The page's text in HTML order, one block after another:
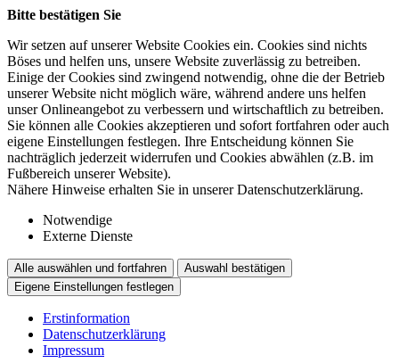
Bitte bestätigen Sie
Wir setzen auf unserer Website Cookies ein. Cookies sind nichts
Böses und helfen uns, unsere Website zuverlässig zu betreiben.
Einige der Cookies sind zwingend notwendig, ohne die der Betrieb
unserer Website nicht möglich wäre, während andere uns helfen
unser Onlineangebot zu verbessern und wirtschaftlich zu betreiben.
Sie können alle Cookies akzeptieren und sofort fortfahren oder auch
eigene Einstellungen festlegen. Ihre Entscheidung können Sie
nachträglich jederzeit widerrufen und Cookies abwählen (z.B. im
Fußbereich unserer Website).
Nähere Hinweise erhalten Sie in unserer Datenschutzerklärung.
Notwendige
Externe Dienste
Alle auswählen und fortfahren
Auswahl bestätigen
Eigene Einstellungen festlegen
Erstinformation
Datenschutzerklärung
Impressum